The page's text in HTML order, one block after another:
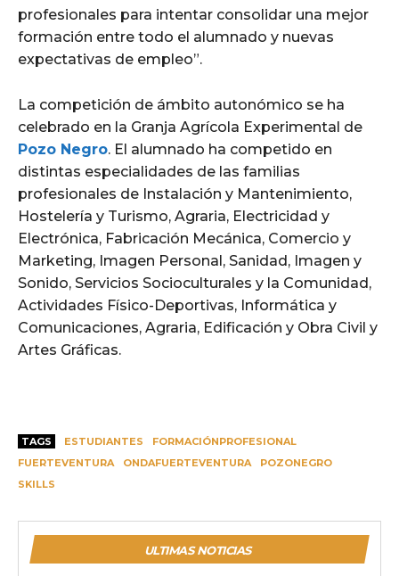
profesionales para intentar consolidar una mejor
formación entre todo el alumnado y nuevas
expectativas de empleo”.
La competición de ámbito autonómico se ha
celebrado en la Granja Agrícola Experimental de
Pozo Negro. El alumnado ha competido en
distintas especialidades de las familias
profesionales de Instalación y Mantenimiento,
Hostelería y Turismo, Agraria, Electricidad y
Electrónica, Fabricación Mecánica, Comercio y
Marketing, Imagen Personal, Sanidad, Imagen y
Sonido, Servicios Socioculturales y la Comunidad,
Actividades Físico-Deportivas, Informática y
Comunicaciones, Agraria, Edificación y Obra Civil y
Artes Gráficas.
TAGS ESTUDIANTES
FORMACIÓNPROFESIONAL
FUERTEVENTURA
ONDAFUERTEVENTURA
POZONEGRO
SKILLS
ULTIMAS NOTICIAS